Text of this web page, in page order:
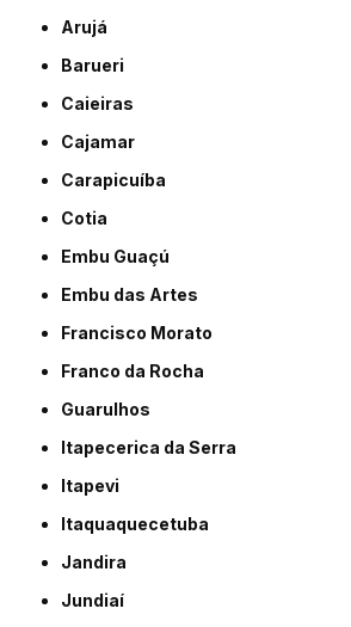
Arujá
Barueri
Caieiras
Cajamar
Carapicuíba
Cotia
Embu Guaçú
Embu das Artes
Francisco Morato
Franco da Rocha
Guarulhos
Itapecerica da Serra
Itapevi
Itaquaquecetuba
Jandira
Jundiaí